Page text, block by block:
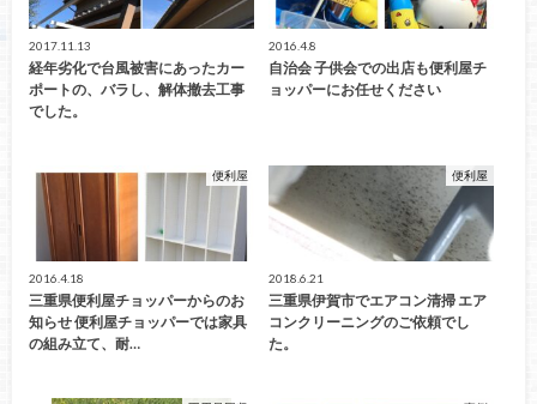
2017.11.13
経年劣化で台風被害にあったカー
ポートの、バラし、解体撤去工事
でした。
2016.4.8
自治会 子供会での出店も便利屋チ
ョッパーにお任せください
便利屋
2016.4.18
三重県便利屋チョッパーからのお
知らせ 便利屋チョッパーでは家具
の組み立て、耐…
便利屋
2018.6.21
三重県伊賀市でエアコン清掃 エア
コンクリーニングのご依頼でし
た。